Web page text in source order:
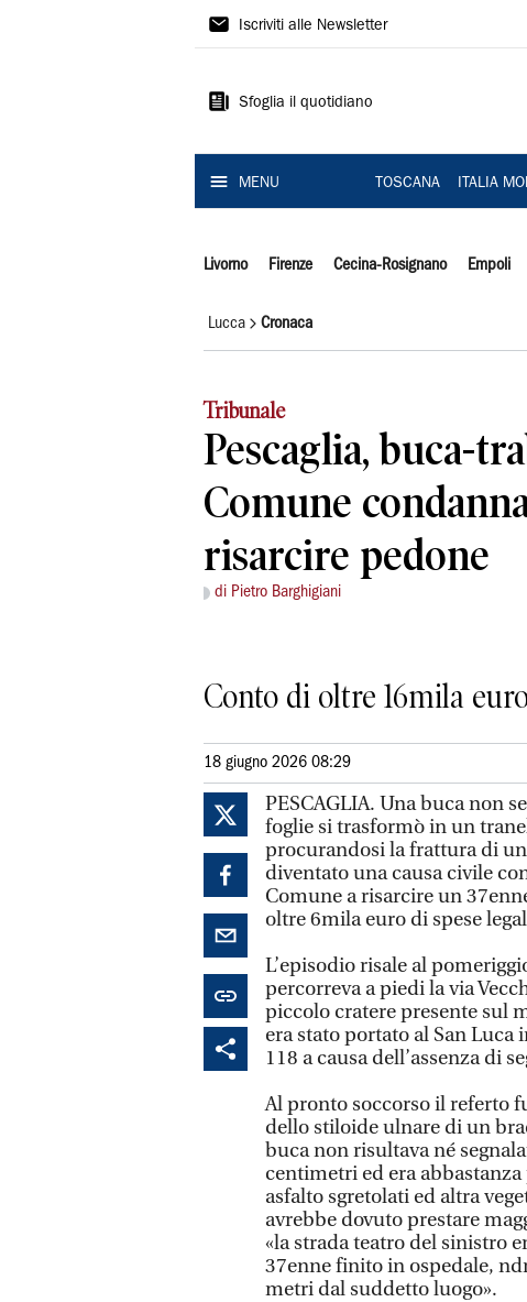
Il
Iscriviti alle Newsletter
Sfoglia il quotidiano
MENU TOSCANA ITALIA
Livorno Firenze Cecina-Rosignano Empoli
Lucca Cronaca
Tribunale
Pescaglia, buca-
Comune
risarcire pedone
di Pietro Barghigiani
Conto di oltre 16mila
18 giugno 2026 08:29
PESCAGLIA. Una buca non
foglie si trasformò in un
procurandosi la frattura di
diventato una causa civile
Comune a risarcire un
oltre 6mila euro di spese
L’episodio risale al
percorreva a piedi la via
piccolo cratere presente sul
era stato portato al San
118 a causa dell’assenza di
Al pronto soccorso il referto
dello stiloide ulnare di un
buca non risultava né
centimetri ed era
asfalto sgretolati ed altra
avrebbe dovuto prestare
«la strada teatro del sinistro
37enne finito in ospedale,
metri dal suddetto luogo».